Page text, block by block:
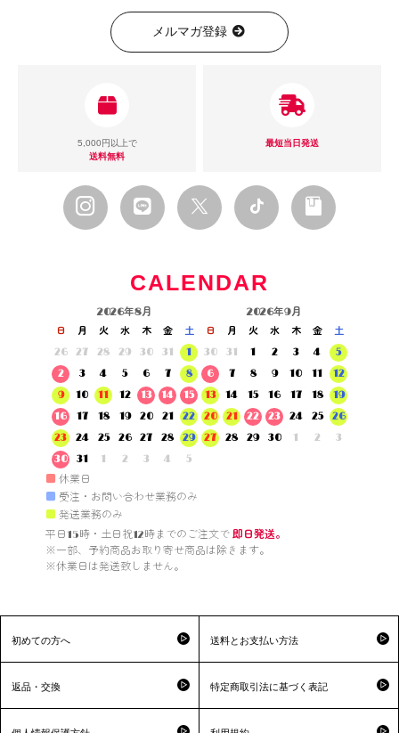
メルマガ登録
5,000円以上で
送料無料
最短当日発送
CALENDAR
2026年8月
日 月 火 水 木 金
土
26
27 28 29 30 31
1
2
3 4 5 6 7
8
9
10 11 12 13 14
15
16
17 18 19 20 21
22
23
24 25 26 27 28
29
30
31 1 2 3 4 5
2026年9月
日 月 火 水 木 金
土
30
31 1 2 3 4
5
6
7 8 9 10 11
12
13
14 15 16 17 18
19
20
21 22 23 24 25
26
27
28 29 30 1 2 3
■ 休業日
■ 受注・お問い合わせ業務のみ
■ 発送業務のみ
平日15時・土日祝12時までのご注文で 即日発送。
※一部、予約商品お取り寄せ商品は除きます。
※休業日は発送致しません。
初めての方へ 送料とお支払い方法
返品・交換 特定商取引法に基づく表記